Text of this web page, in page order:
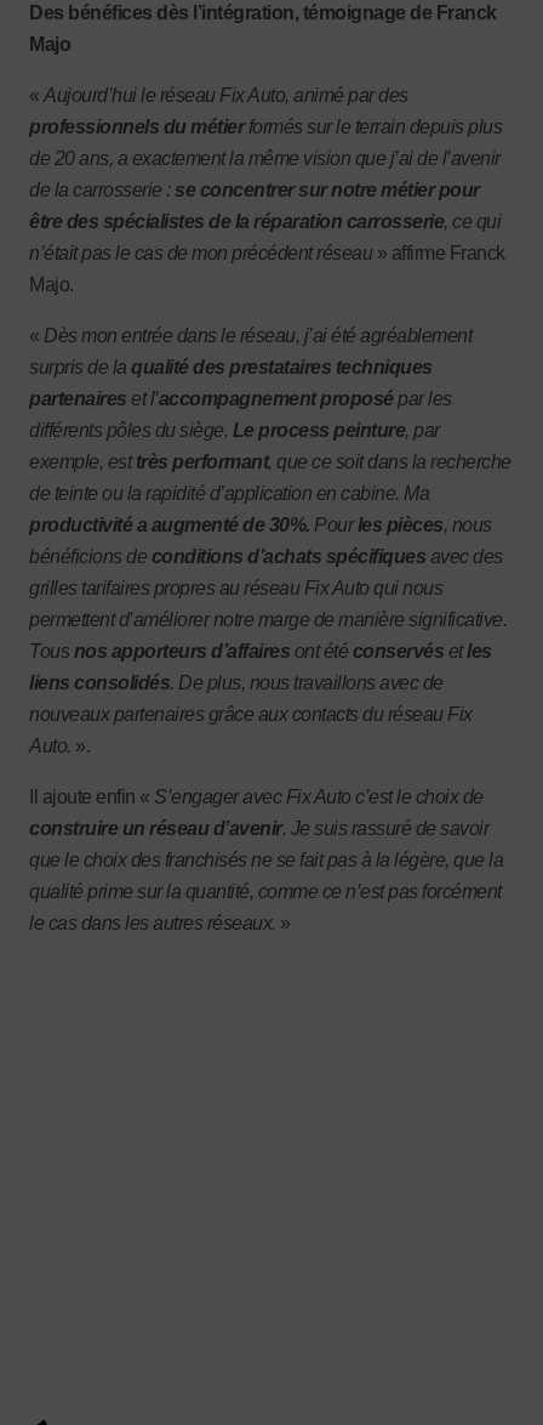
Des bénéfices dès l’intégration, témoignage de Franck
Majo
« Aujourd’hui le réseau Fix Auto, animé par des
professionnels du métierformés sur le terrain depuis plus
de 20 ans, a exactement la même vision que j’ai de l’avenir
de la carrosserie :se concentrer sur notre métier pour
être des spécialistes de la réparation carrosserie, ce qui
n’était pas le cas de mon précédent réseau» affirme Franck
Majo.
« Dès mon entrée dans le réseau, j’ai été agréablement
surpris de la qualité des prestataires techniques
partenaires et l’accompagnement proposé par les
différents pôles du siège. Le process peinture, par
exemple, esttrès performant, que ce soit dans la recherche
de teinte ou la rapidité d’application en cabine. Ma
productivité a augmenté de 30%. Pourles pièces, nous
bénéficions de conditions d’achats spécifiques avec des
grilles tarifaires propres au réseau Fix Auto qui nous
permettent d’améliorer notre marge de manière significative.
Tousnos apporteurs d’affaires ont été conservés etles
liens consolidés. De plus, nous travaillons avec de
nouveaux partenaires grâce aux contacts du réseau Fix
Auto. ».
Il ajoute enfin « S’engager avec Fix Auto c’est le choix de
construire un réseau d’avenir. Je suis rassuré de savoir
que le choix des franchisés ne se fait pas à la légère, que la
qualité prime sur la quantité, comme ce n’est pas forcément
le cas dans les autres réseaux. »